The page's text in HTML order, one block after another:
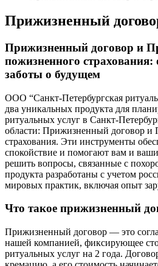
Прижизненный
Прижизненный договор и
пожизненного
заботы о будущем
ООО “Санкт-Петербургская
два уникальных продукта для
ритуальных услуг в Санкт-
области: Прижизненный договор и
страхования. Эти инструменты
спокойствие и помогают вам и
решить вопросы, связанные с
продукта разработаны с учетом
мировых практик, включая опыт
Что такое прижизненный
Прижизненный договор — это
нашей компанией, фиксирующее
ритуальных услуг на 2 года.